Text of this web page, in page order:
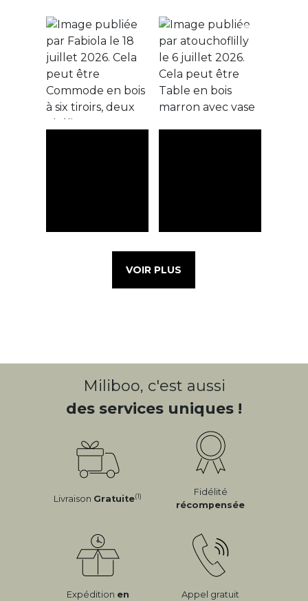
VOIR PLUS
Miliboo, c'est aussi
des services uniques !
Livraison Gratuite(1)
Fidélité
récompensée
Expédition en
Appel gratuit